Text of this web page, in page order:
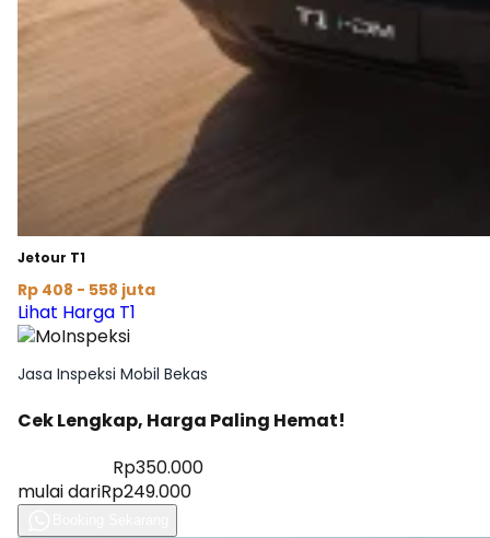
Jetour T1
Rp 408 - 558 juta
Lihat Harga T1
Jasa Inspeksi Mobil Bekas
Cek Lengkap, Harga Paling Hemat!
Rp350.000
mulai dariRp249.000